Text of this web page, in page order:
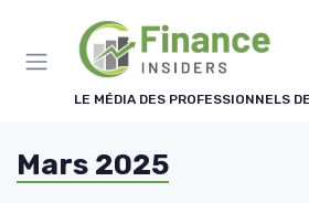
LE MÉDIA DES PROFESSIONNELS
Mars 2025